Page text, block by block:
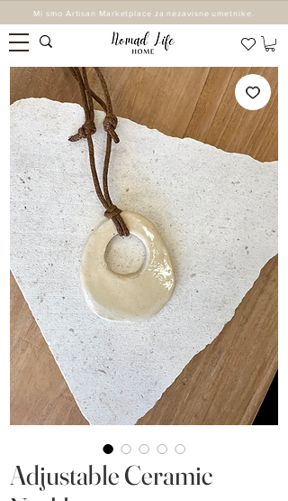
Mi smo Artisan Marketplace za nezavisne umetnike.
Adjustable Ceramic